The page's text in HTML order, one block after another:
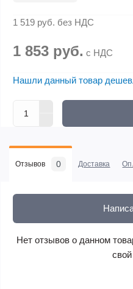
1 519 руб. без НДС
1 853 руб. с НДС
Нашли данный товар
Отзывов 0 Доставка
Нет отзывов о данном